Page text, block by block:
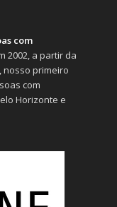
com
2002, a partir da
nosso primeiro
com
Horizonte e